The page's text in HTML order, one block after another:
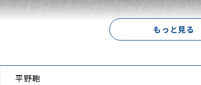
ム付き。本体生地にはボンディング仕上げの合皮
もっと見る
平野鞄